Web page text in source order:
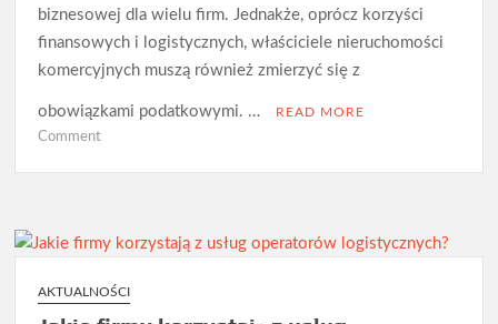
biznesowej dla wielu firm. Jednakże, oprócz korzyści
finansowych i logistycznych, właściciele nieruchomości
komercyjnych muszą również zmierzyć się z
obowiązkami podatkowymi. … READ MORE
Commenton
obliczania
podatku
od
nieruchomości
AKTUALNOŚCI